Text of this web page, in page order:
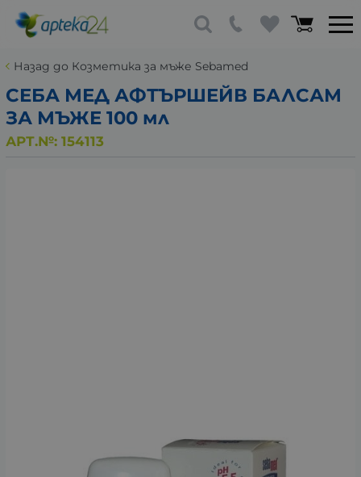
Назад до Козметика за мъже Sebamed
СЕБА МЕД АФТЪРШЕЙВ БАЛСАМ
ЗА МЪЖЕ 100 мл
АРТ.№: 154113